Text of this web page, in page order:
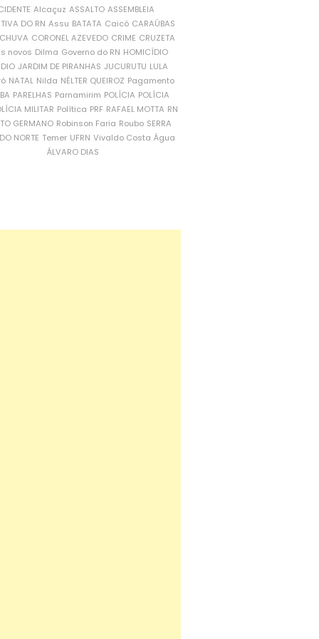
Alcaçuz ASSALTO ASSEMBLEIA
DO RN Assu BATATA Caicó CARAÚBAS
CORONEL AZEVEDO CRIME CRUZETA
novos Dilma Governo do RN HOMICÍDIO
JARDIM DE PIRANHAS JUCURUTU LULA
NATAL Nilda NÉLTER QUEIROZ Pagamento
PARELHAS Parnamirim POLÍCIA POLÍCIA
MILITAR Política PRF RAFAEL MOTTA RN
GERMANO Robinson Faria Roubo SERRA
NORTE Temer UFRN Vivaldo Costa Água
ÁLVARO DIAS